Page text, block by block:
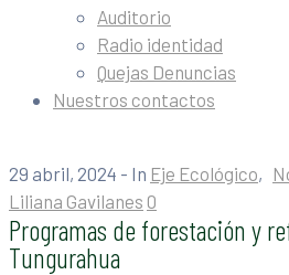
Auditorio
Radio identidad
Quejas Denuncias
Nuestros contactos
29 abril, 2024 - In Eje Ecológico‚
Liliana Gavilanes 0
Programas de forestación y
Tungurahua